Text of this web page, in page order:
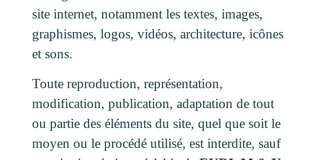
site internet, notamment les textes, images,
graphismes, logos, vidéos, architecture, icônes
et sons.
Toute reproduction, représentation,
modification, publication, adaptation de tout
ou partie des éléments du site, quel que soit le
moyen ou le procédé utilisé, est interdite, sauf